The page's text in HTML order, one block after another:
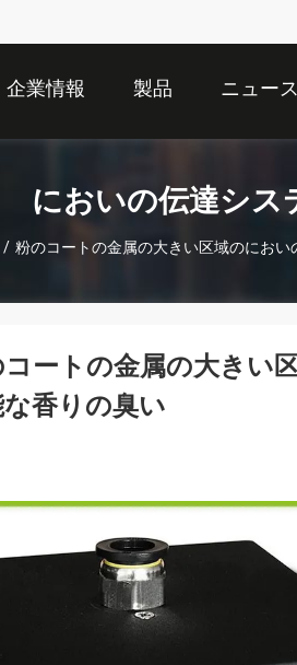
企業情報 製品 ニュース
においの伝達シス
/ 粉のコートの金属の大きい区域のにお
ートの金属の大きい
香りの臭い